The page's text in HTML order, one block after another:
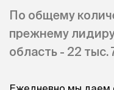
По общему
прежнему
область - 22 тыс.